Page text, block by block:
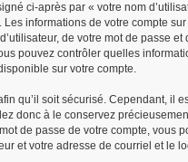
ci-après par « votre nom
informations de votre compte
de votre mot de
pouvez contrôler quelles
sur votre compte.
qu’il soit sécurisé. Cependant,
donc à le conservez
de passe de votre compte,
et votre adresse de courriel et